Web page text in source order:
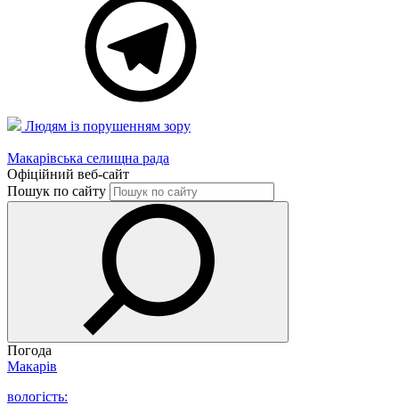
Людям із порушенням зору
Макарівська селищна рада
Офіційний веб-сайт
Пошук по сайту
Погода
Макарів
вологість: